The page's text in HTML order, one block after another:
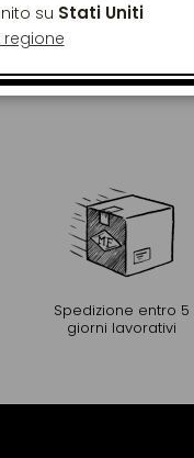
Spedizione entro 5
giorni lavorativi
su Stati Uniti